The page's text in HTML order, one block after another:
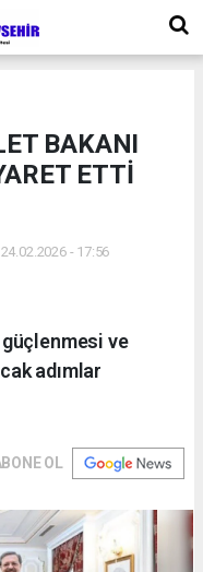
BAKANI
ETTİ
- 17:56
ve
adımlar
OL